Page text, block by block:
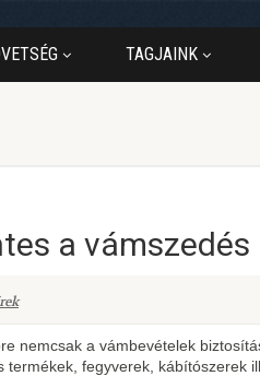
TAGJAINK
a vámszedés
nemcsak a vámbevételek
fegyverek, kábítószerek